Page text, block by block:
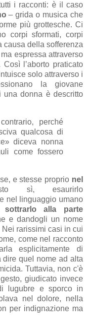
i racconti: è il caso
– grida o musica che
più grottesche. Ci
corpi sformati, corpi
causa della sofferenza
espressa attraverso
l’aborto praticato
solo attraverso i
la giovane
donna è descritto
perché
qualcosa di
diceva nonna
come fossero
e stesse proprio nel
sì, esaurirlo
nel linguaggio umano
sottrarlo alla parte
e dandogli un nome
rarissimi casi in cui
come nel racconto
esplicitamente di
quel nome ad alta
Tuttavia, non c'è
giudicato invece
lugubre e sporco in
nel dolore, nella
per indignazione ma